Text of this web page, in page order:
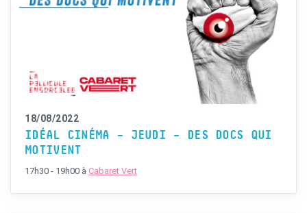
18/08/2022
IDÉAL CINÉMA – JEUDI – DES DOCS QUI
MOTIVENT
17h30 - 19h00 à Cabaret Vert